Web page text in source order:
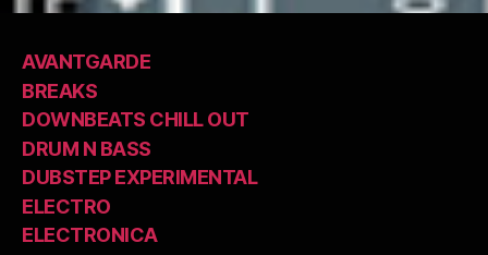
AVANTGARDE
BREAKS
DOWNBEATS CHILL OUT
DRUM N BASS
DUBSTEP EXPERIMENTAL
ELECTRO
ELECTRONICA